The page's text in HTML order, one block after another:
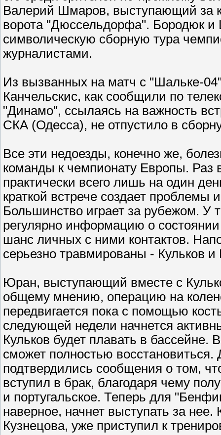
Валерий Шмаров, выступающий за
ворота "Дюссельдорфа". Бородюк
символическую сборную тура
журналистами.
Из вызванных на матч с "Шальке-
Канчельскис, как сообщили по
"Динамо", ссылаясь на важность
СКА (Одесса), не отпустило в
Все эти недоезды, конечно же,
команды к чемпионату Европы. Раз
практически всего лишь на один
краткой встрече создает
Большинство играет за рубежом. У
регулярно информацию о
шанс личных с ними контактов.
серьезно травмированы - Кульков и
Юран, выступающий вместе с
общему мнению, операцию на
передвигается пока с помощью
следующей недели начнется
Кульков будет плавать в
сможет полностью восстановиться.
подтвердились сообщения о том,
вступил в брак, благодаря чему
и португальское. Теперь для
наверное, начнет выступать за
Кузнецова, уже приступил к